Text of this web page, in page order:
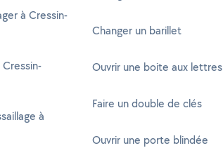
à Cressin-
à
Changer un barillet
Ouvrir une boite aux lettres
Faire un double de clés
Ouvrir une porte blindée